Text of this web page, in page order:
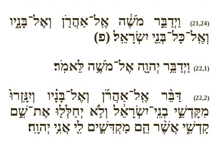
(21,24)
וַיְדַבֵּ֣ר מֹשֶׁ֔ה אֶֽל־אַהֲרֹ֖ן וְאֶל־בָּנָ֑יו
וְאֶֽל־כָּל־בְּנֵ֖י יִשְׂרָאֵֽל׃ (פ)
(22,1) וַיְדַבֵּ֥ר יְהוָ֖ה אֶל־מֹשֶׁ֥ה לֵּאמֹֽר׃
(22,2)
דַּבֵּ֨ר אֶֽל־אַהֲרֹ֜ן וְאֶל־בָּנָ֗יו וְיִנָּֽזְרוּ֙
מִקָּדְשֵׁ֣י בְנֵֽי־יִשְׂרָאֵ֔ל וְלֹ֥א יְחַלְּל֖וּ אֶת־שֵׁ֣ם
קָדְשִׁ֑י אֲשֶׁ֨ר הֵ֧ם מַקְדִּשִׁ֛ים לִ֖י אֲנִ֥י יְהוָֽה׃